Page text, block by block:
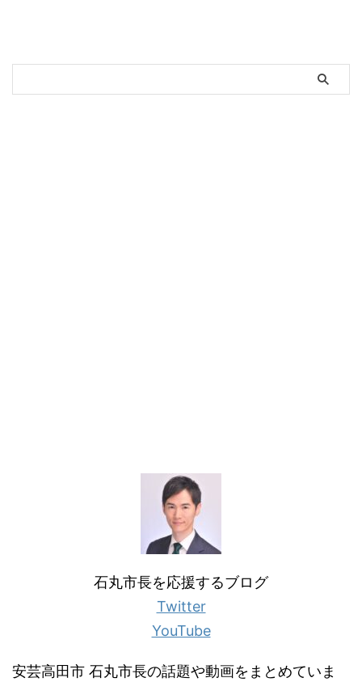
石丸市長を応援するブログ
Twitter
YouTube
安芸高田市 石丸市長の話題や動画をまとめていま